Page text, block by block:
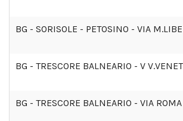
BG - SORISOLE - PETOSINO - VIA
BG - TRESCORE BALNEARIO - V
BG - TRESCORE BALNEARIO - VIA